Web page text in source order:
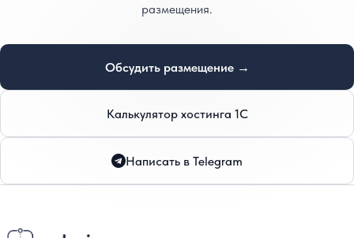
размещения.
Обсудить размещение →
Калькулятор хостинга 1С
Написать в Telegram